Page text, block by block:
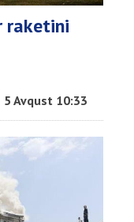
raketini
5 Avqust 10:33